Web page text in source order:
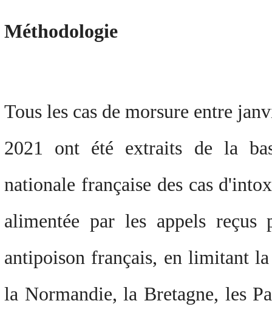
Méthodologie
Tous les cas de morsure entre
2021 ont été extraits de la
nationale française des cas
alimentée par les appels reçus
antipoison français, en limitant
la Normandie, la Bretagne, les